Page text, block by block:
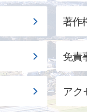
著作
免責
アク